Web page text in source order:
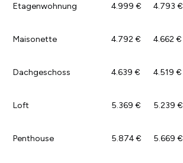
Etagenwohnung 4.999 € 4.793 €
Maisonette 4.792 € 4.662 €
Dachgeschoss 4.639 € 4.519 €
Loft 5.369 € 5.239 €
Penthouse 5.874 € 5.669 €